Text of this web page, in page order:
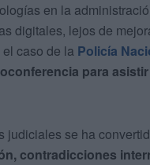
en la
digitales, lejos de
el caso de la Policía
para
se ha
contradicciones